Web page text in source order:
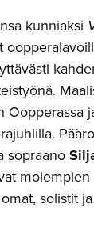
kunniaksi
Oopperassa
sopraano
molempien
solistit